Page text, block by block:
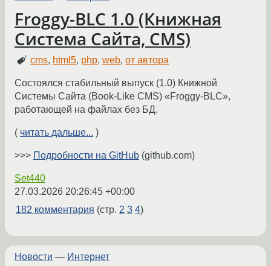
Froggy-BLC 1.0 (Книжная
Система Сайта, CMS)
cms, html5, php,web,от автора
Состоялся стабильный выпуск (1.0) Книжной
Системы Сайта (Book-Like CMS) «Froggy-BLC»,
работающей на файлах без БД.
( читать дальше... )
>>> Подробности на GitHub (github.com)
Set440
27.03.2026 20:26:45 +00:00
182 комментария (стр. 2 3 4)
Новости — Интернет